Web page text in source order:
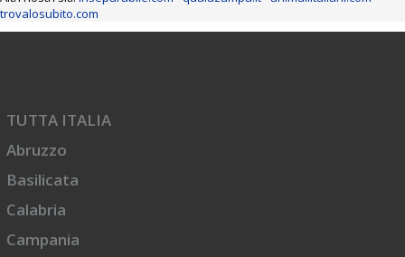
trovalosubito.com
TUTTA ITALIA
Abruzzo
Basilicata
Calabria
Campania